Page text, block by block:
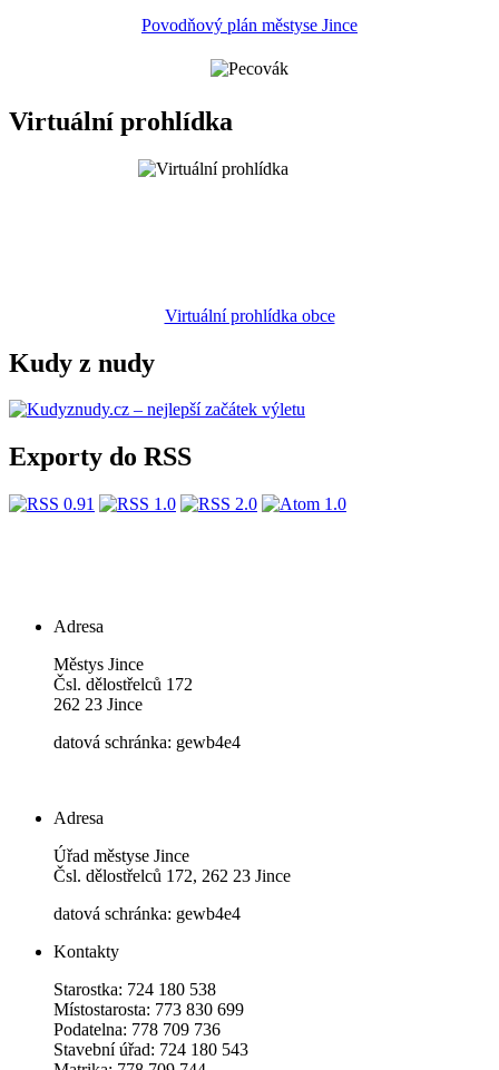
Povodňový plán městyse Jince
Virtuální prohlídka
Virtuální prohlídka obce
Kudy z nudy
Exporty do RSS
Adresa
Městys Jince
Čsl. dělostřelců 172
262 23 Jince
datová schránka: gewb4e4
Adresa
Úřad městyse Jince
Čsl. dělostřelců 172, 262 23 Jince
datová schránka: gewb4e4
Kontakty
Starostka: 724 180 538
Místostarosta: 773 830 699
Podatelna: 778 709 736
Stavební úřad: 724 180 543